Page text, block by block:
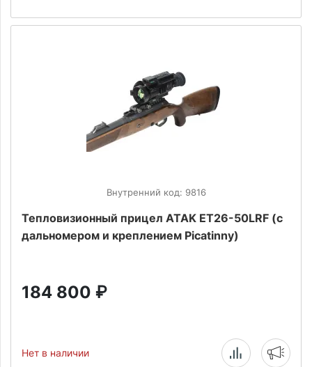
Внутренний код: 9816
Тепловизионный прицел ATAK ET26-50LRF (с
дальномером и креплением Picatinny)
184 800 ₽
Нет в наличии